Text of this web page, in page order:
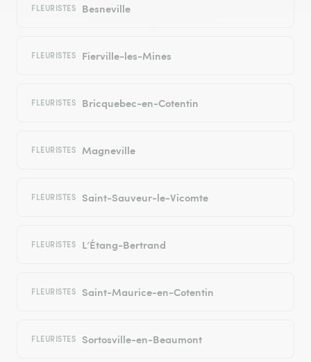
FLEURISTES Besneville
FLEURISTES Fierville-les-Mines
FLEURISTES Bricquebec-en-Cotentin
FLEURISTES Magneville
FLEURISTES Saint-Sauveur-le-Vicomte
FLEURISTES L’Étang-Bertrand
FLEURISTES Saint-Maurice-en-Cotentin
FLEURISTES Sortosville-en-Beaumont